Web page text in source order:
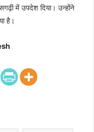
में उपदेश दिया। उन्होंने
है।